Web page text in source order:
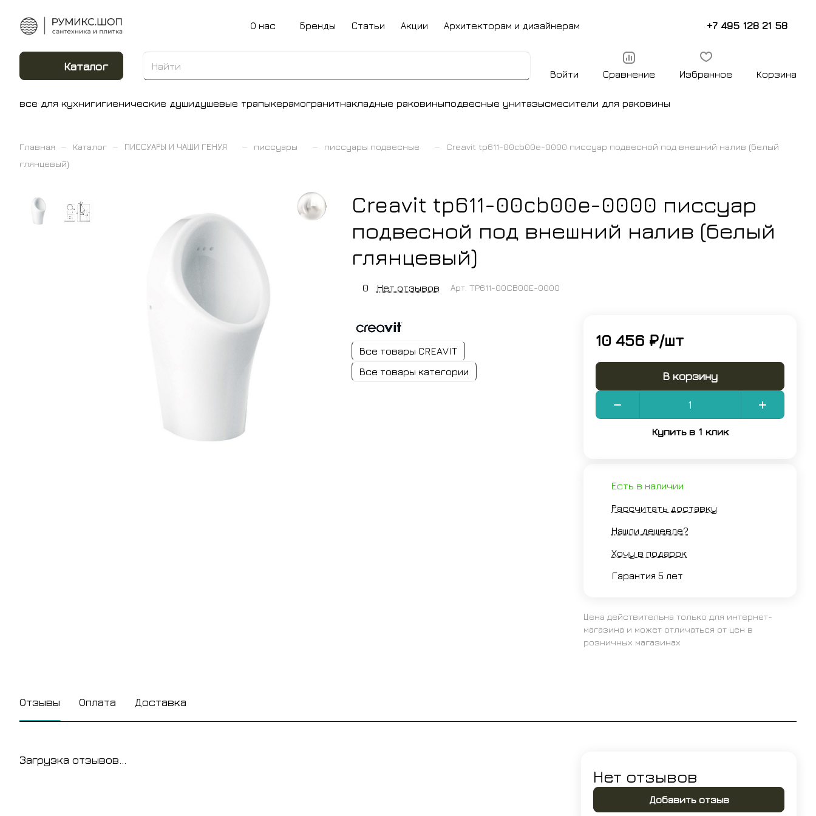
О нас Бренды Статьи Акции Архитекторам и дизайнерам +7 495 128 21 58
Каталог
Войти Сравнение Избранное Корзина
все для кухнигигиенические душидушевые трапыкерамогранитнакладные раковиныподвесные унитазысмесители для раковины
Главная – Каталог – ПИССУАРЫ И ЧАШИ ГЕНУЯ – писсуары – писсуары подвесные –
Creavit tp611-00cb00e-0000 писсуар подвесной под внешний налив (белый
глянцевый)
Creavit tp611-00cb00e-0000 писсуар
подвесной под внешний налив (белый
глянцевый)
0 Нет отзывов Арт. TP611-00CB00E-0000
Все товары CREAVIT
Все товары категории
10 456 ₽/шт
В корзину
Купить в 1 клик
Есть в наличии
Рассчитать доставку
Нашли дешевле?
Хочу в подарок
Гарантия 5 лет
Цена действительна только для интернет-
магазина и может отличаться от цен в
розничных магазинах
Отзывы Оплата Доставка
Загрузка отзывов...
Нет отзывов
Добавить отзыв